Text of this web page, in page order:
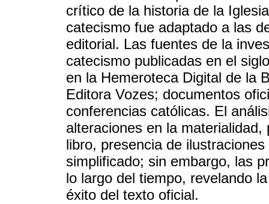
crítico de la historia de la
catecismo fue adaptado a las
editorial. Las fuentes de la
catecismo publicadas en el
en la Hemeroteca Digital de la
Editora Vozes; documentos
conferencias católicas. El
alteraciones en la
libro, presencia de
simplificado; sin embargo, las
lo largo del tiempo, revelando
éxito del texto oficial.